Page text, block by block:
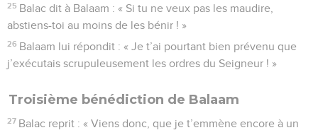
25 Balac dit à Balaam : « Si tu ne veux pas les maudire,
abstiens-toi au moins de les bénir ! »
26 Balaam lui répondit : « Je t’ai pourtant bien prévenu que
j’exécutais scrupuleusement les ordres du Seigneur ! »
Troisième bénédiction de Balaam
27 Balac reprit : « Viens donc, que je t’emmène encore à un